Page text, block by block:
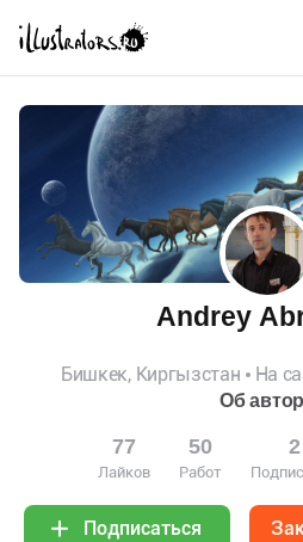
Andrey
Бишкек, Киргызстан
На
Об
77
Лайков
50
Работ
2
Подписаться